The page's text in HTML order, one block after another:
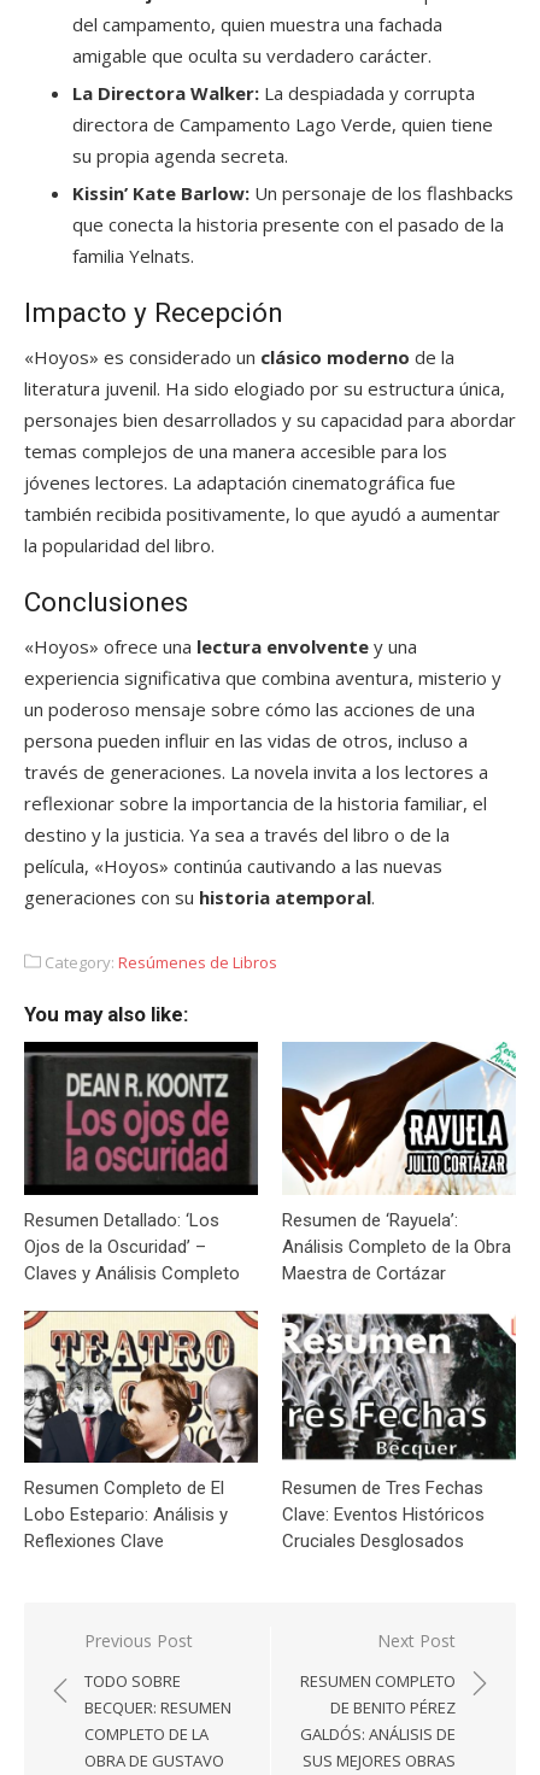
del campamento, quien muestra una fachada
amigable que oculta su verdadero carácter.
La Directora Walker: La despiadada y corrupta
directora de Campamento Lago Verde, quien tiene
su propia agenda secreta.
Kissin’ Kate Barlow: Un personaje de los flashbacks
que conecta la historia presente con el pasado de la
familia Yelnats.
Impacto y Recepción
«Hoyos» es considerado un clásico moderno de la
literatura juvenil. Ha sido elogiado por su estructura única,
personajes bien desarrollados y su capacidad para abordar
temas complejos de una manera accesible para los
jóvenes lectores. La adaptación cinematográfica fue
también recibida positivamente, lo que ayudó a aumentar
la popularidad del libro.
Conclusiones
«Hoyos» ofrece una lectura envolvente y una
experiencia significativa que combina aventura, misterio y
un poderoso mensaje sobre cómo las acciones de una
persona pueden influir en las vidas de otros, incluso a
través de generaciones. La novela invita a los lectores a
reflexionar sobre la importancia de la historia familiar, el
destino y la justicia. Ya sea a través del libro o de la
película, «Hoyos» continúa cautivando a las nuevas
generaciones con su historia atemporal.
Category: Resúmenes de Libros
You may also like:
Resumen Detallado: ‘Los
Ojos de la Oscuridad’ –
Claves y Análisis Completo
Resumen de ‘Rayuela’:
Análisis Completo de la Obra
Maestra de Cortázar
Resumen Completo de El
Lobo Estepario: Análisis y
Reflexiones Clave
Resumen de Tres Fechas
Clave: Eventos Históricos
Cruciales Desglosados
Navegación
de
entradas
Previous Post
TODO SOBRE
BECQUER: RESUMEN
COMPLETO DE LA
OBRA DE GUSTAVO
Next Post
RESUMEN COMPLETO
DE BENITO PÉREZ
GALDÓS: ANÁLISIS DE
SUS MEJORES OBRAS